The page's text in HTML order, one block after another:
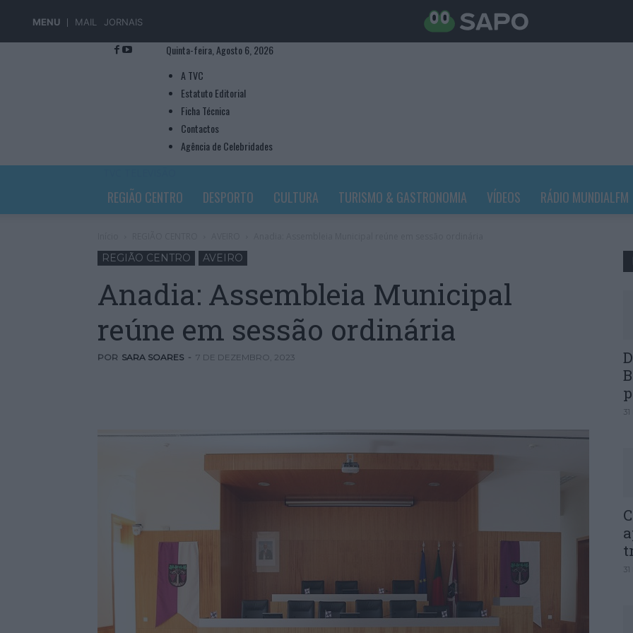
MENU MAIL JORNAIS
Quinta-feira, Agosto 6, 2026
A TVC
Estatuto Editorial
Ficha Técnica
Contactos
Agência de Celebridades
REGIÃO CENTRO DESPORTO CULTURA TURISMO & GASTRONOMIA VÍDEOS RÁDIO MUNDIALFM
REGIÃO CENTRO AVEIRO
Anadia: Assembleia Municipal
reúne em sessão ordinária
POR SARA SOARES - 7 DE DEZEMBRO, 2023